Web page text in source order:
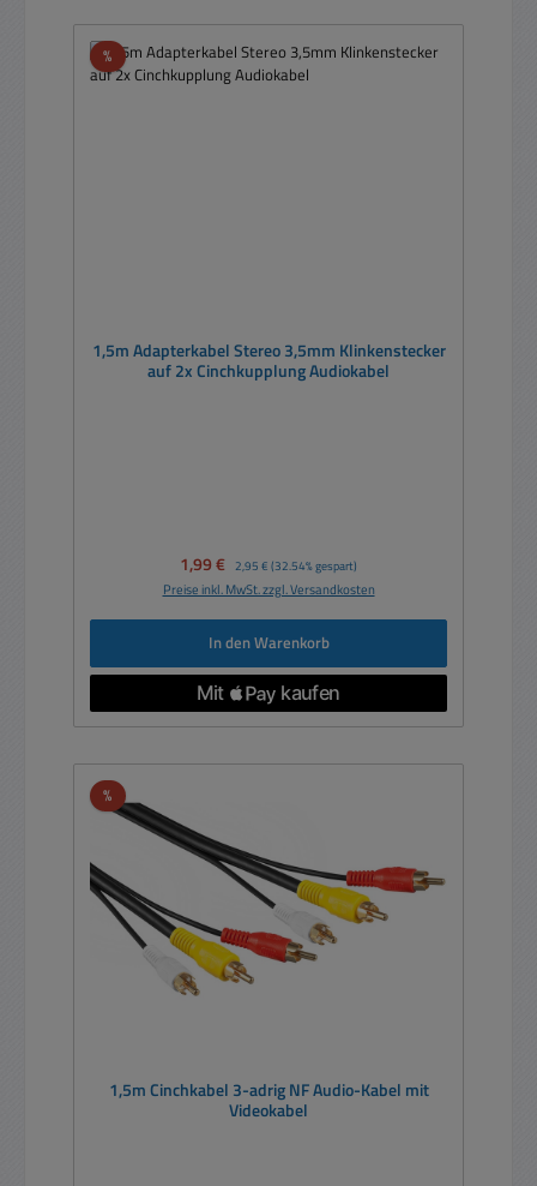
%Rabatt
1,5m Adapterkabel Stereo 3,5mm Klinkenstecker
auf 2x Cinchkupplung Audiokabel
Verkaufspreis:
1,99 € Regulärer Preis:
2,95 € (32.54% gespart)
Preise inkl. MwSt. zzgl. Versandkosten
In den Warenkorb
%Rabatt
1,5m Cinchkabel 3-adrig NF Audio-Kabel mit
Videokabel